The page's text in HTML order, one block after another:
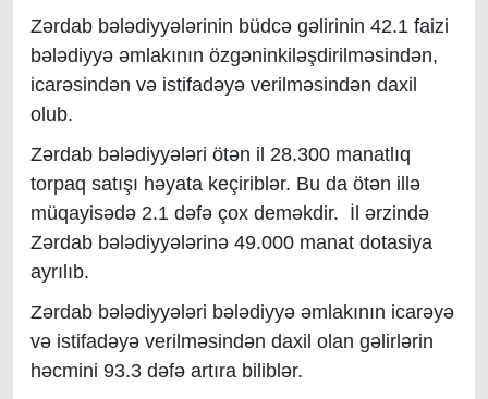
Zərdab bələdiyyələrinin büdcə gəlirinin 42.1 faizi
bələdiyyə əmlakının özgəninkiləşdirilməsindən,
icarəsindən və istifadəyə verilməsindən daxil
olub.
Zərdab bələdiyyələri ötən il 28.300 manatlıq
torpaq satışı həyata keçiriblər. Bu da ötən illə
müqayisədə 2.1 dəfə çox deməkdir. İl ərzində
Zərdab bələdiyyələrinə 49.000 manat dotasiya
ayrılıb.
Zərdab bələdiyyələri bələdiyyə əmlakının icarəyə
və istifadəyə verilməsindən daxil olan gəlirlərin
həcmini 93.3 dəfə artıra biliblər.